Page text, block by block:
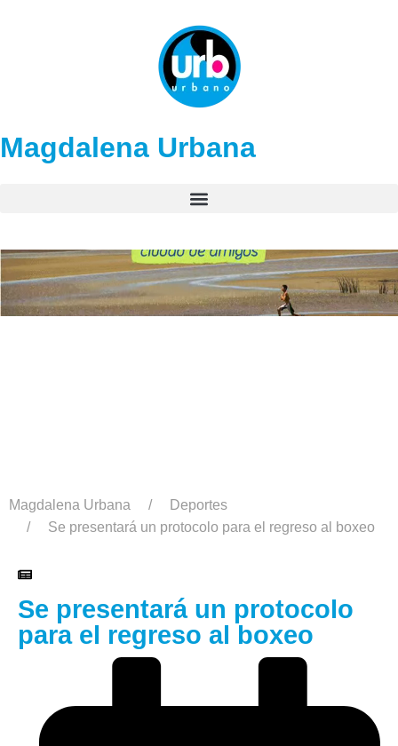
Magdalena Urbana
Magdalena Urbana
Deportes
Se presentará un protocolo para el regreso al boxeo
Se presentará un protocolo
para el regreso al boxeo